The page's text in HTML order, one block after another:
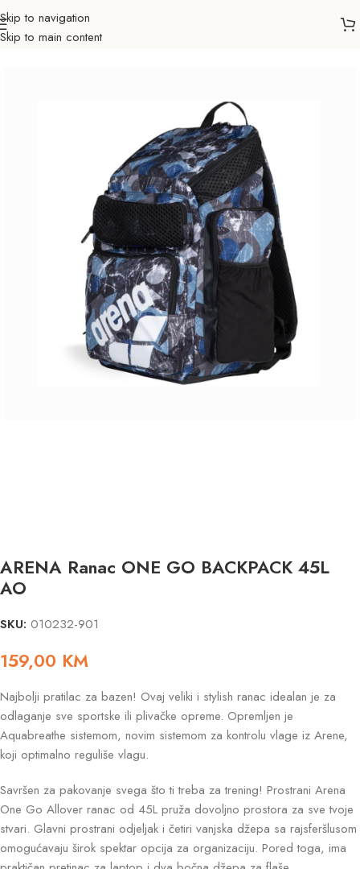
Skip to navigation
Skip to main content
Početna Sportovi
ARENA Ranac ONE GO BACKPACK 45L
AO
SKU: 010232-901
159,00 KM
Najbolji pratilac za bazen! Ovaj veliki i stylish ranac idealan je za
odlaganje sve sportske ili plivačke opreme. Opremljen je
Aquabreathe sistemom, novim sistemom za kontrolu vlage iz Arene,
koji optimalno reguliše vlagu.
Savršen za pakovanje svega što ti treba za trening! Prostrani Arena
One Go Allover ranac od 45L pruža dovoljno prostora za sve tvoje
stvari. Glavni prostrani odjeljak i četiri vanjska džepa sa rajsferšlusom
omogućavaju širok spektar opcija za organizaciju. Pored toga, ima